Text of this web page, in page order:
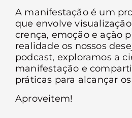
A manifestação é um
que envolve
crença, emoção e ação
realidade os nossos
podcast, exploramos a
manifestação e
práticas para alcançar
Aproveitem!